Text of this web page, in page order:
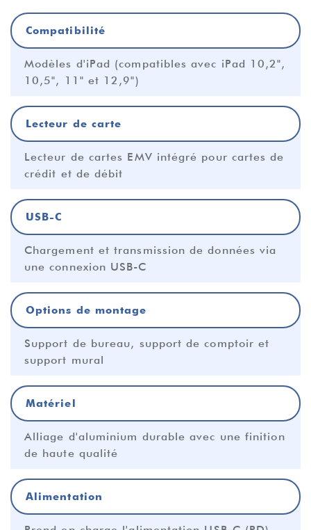
Compatibilité
Modèles d'iPad (compatibles avec iPad 10,2",
10,5", 11" et 12,9")
Lecteur de carte
Lecteur de cartes EMV intégré pour cartes de
crédit et de débit
USB-C
Chargement et transmission de données via
une connexion USB-C
Options de montage
Support de bureau, support de comptoir et
support mural
Matériel
Alliage d'aluminium durable avec une finition
de haute qualité
Alimentation